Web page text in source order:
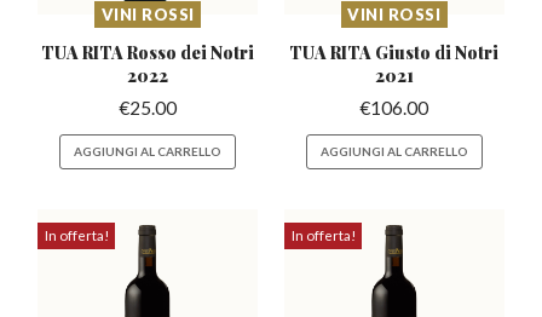
VINI ROSSI
TUA RITA Rosso dei Notri
2022
€25.00
AGGIUNGI AL CARRELLO
VINI ROSSI
TUA RITA Giusto di Notri
2021
€106.00
AGGIUNGI AL CARRELLO
In offerta! In offerta!